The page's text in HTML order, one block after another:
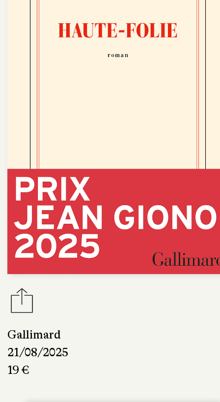
Gallimard
21/08/2025
19 €